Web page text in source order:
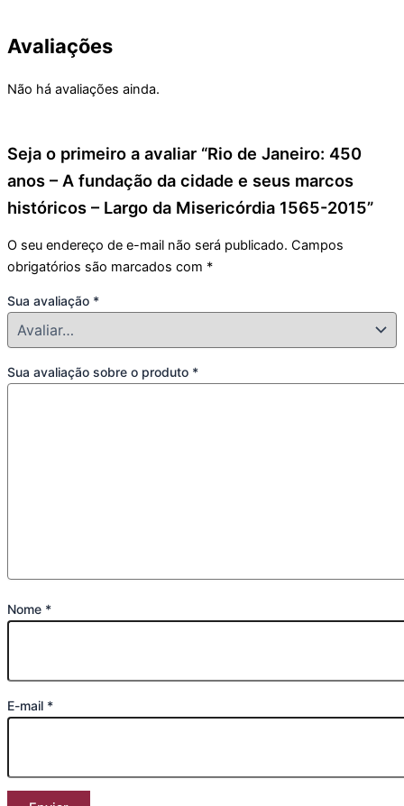
Avaliações
Não há avaliações ainda.
Seja o primeiro a avaliar “Rio de Janeiro: 450
anos – A fundação da cidade e seus marcos
históricos – Largo da Misericórdia 1565-2015”
O seu endereço de e-mail não será publicado. Campos
obrigatórios são marcados com *
Sua avaliação *
Sua avaliação sobre o produto *
Nome *
E-mail *